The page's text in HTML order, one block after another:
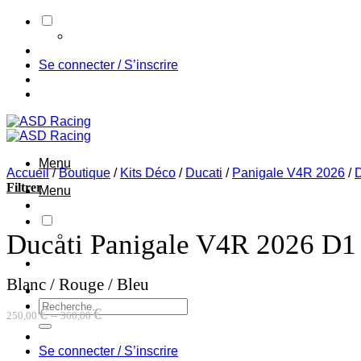
Passer
contenu
Se connecter / S’inscrire
Menu
Menu
Recherche
pour :
Se connecter / S’inscrire
Accueil / Boutique / Kits Déco / Ducati / Panigale V4R 2026 /
Filtrer
Ducati Panigale V4R 2026 D1
Blanc / Rouge / Bleu
250,00€–360,00€